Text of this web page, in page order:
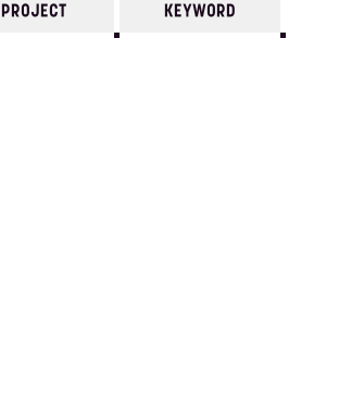
4 3 2 2017/
PROJECT KEYWORD